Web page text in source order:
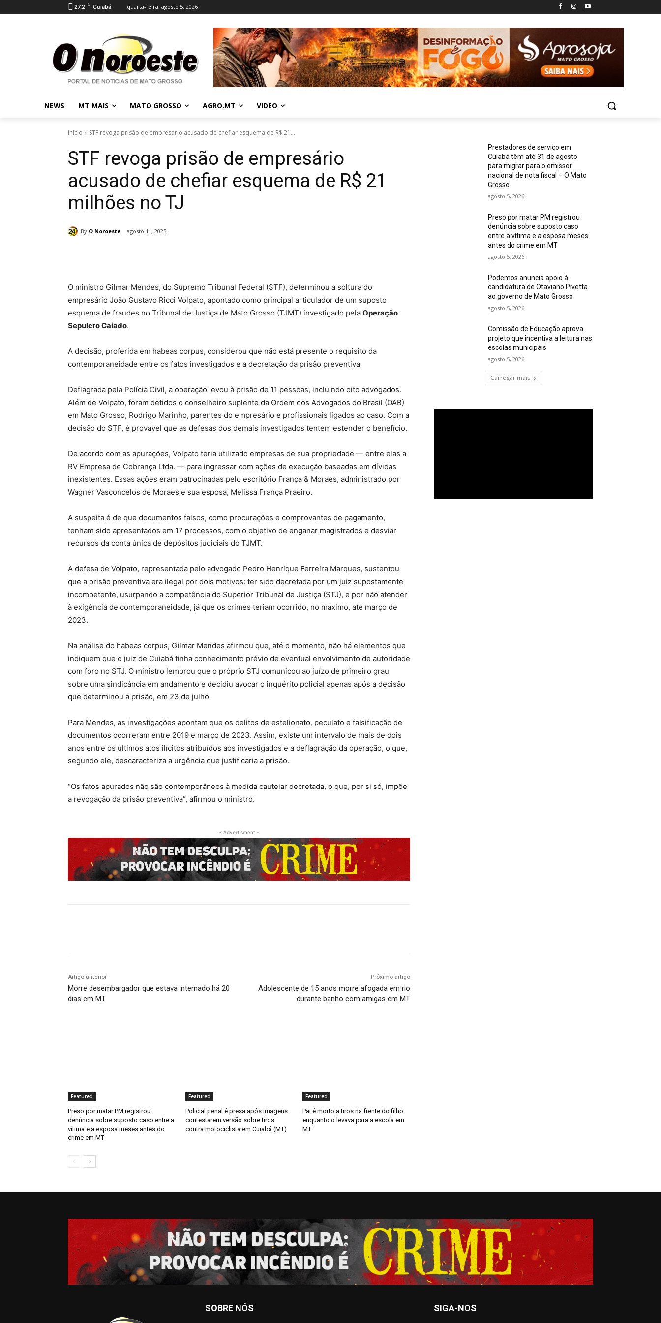
27.2 C Cuiabá quarta-feira, agosto 5, 2026
NEWS MT MAIS MATO GROSSO AGRO.MT VIDEO
Início STF revoga prisão de empresário acusado de chefiar esquema de R$ 21...
STF revoga prisão de empresário
acusado de chefiar esquema de R$ 21
milhões no TJ
By O Noroeste agosto 11, 2025
O ministro Gilmar Mendes, do Supremo Tribunal Federal (STF), determinou a soltura do
empresário João Gustavo Ricci Volpato, apontado como principal articulador de um suposto
esquema de fraudes no Tribunal de Justiça de Mato Grosso (TJMT) investigado pela Operação
Sepulcro Caiado.
A decisão, proferida em habeas corpus, considerou que não está presente o requisito da
contemporaneidade entre os fatos investigados e a decretação da prisão preventiva.
Deflagrada pela Polícia Civil, a operação levou à prisão de 11 pessoas, incluindo oito advogados.
Além de Volpato, foram detidos o conselheiro suplente da Ordem dos Advogados do Brasil (OAB)
em Mato Grosso, Rodrigo Marinho, parentes do empresário e profissionais ligados ao caso. Com a
decisão do STF, é provável que as defesas dos demais investigados tentem estender o benefício.
De acordo com as apurações, Volpato teria utilizado empresas de sua propriedade — entre elas a
RV Empresa de Cobrança Ltda. — para ingressar com ações de execução baseadas em dívidas
inexistentes. Essas ações eram patrocinadas pelo escritório França & Moraes, administrado por
Wagner Vasconcelos de Moraes e sua esposa, Melissa França Praeiro.
A suspeita é de que documentos falsos, como procurações e comprovantes de pagamento,
tenham sido apresentados em 17 processos, com o objetivo de enganar magistrados e desviar
recursos da conta única de depósitos judiciais do TJMT.
A defesa de Volpato, representada pelo advogado Pedro Henrique Ferreira Marques, sustentou
que a prisão preventiva era ilegal por dois motivos: ter sido decretada por um juiz supostamente
incompetente, usurpando a competência do Superior Tribunal de Justiça (STJ), e por não atender
à exigência de contemporaneidade, já que os crimes teriam ocorrido, no máximo, até março de
2023.
Na análise do habeas corpus, Gilmar Mendes afirmou que, até o momento, não há elementos que
indiquem que o juiz de Cuiabá tinha conhecimento prévio de eventual envolvimento de autoridade
com foro no STJ. O ministro lembrou que o próprio STJ comunicou ao juízo de primeiro grau
sobre uma sindicância em andamento e decidiu avocar o inquérito policial apenas após a decisão
que determinou a prisão, em 23 de julho.
Para Mendes, as investigações apontam que os delitos de estelionato, peculato e falsificação de
documentos ocorreram entre 2019 e março de 2023. Assim, existe um intervalo de mais de dois
anos entre os últimos atos ilícitos atribuídos aos investigados e a deflagração da operação, o que,
segundo ele, descaracteriza a urgência que justificaria a prisão.
“Os fatos apurados não são contemporâneos à medida cautelar decretada, o que, por si só, impõe
a revogação da prisão preventiva”, afirmou o ministro.
- Advertisment -
Artigo anterior
Morre desembargador que estava internado há 20
dias em MT
Próximo artigo
Adolescente de 15 anos morre afogada em rio
durante banho com amigas em MT
Featured
Preso por matar PM registrou
denúncia sobre suposto caso entre a
vítima e a esposa meses antes do
crime em MT
Featured
Policial penal é presa após imagens
contestarem versão sobre tiros
contra motociclista em Cuiabá (MT)
Featured
Pai é morto a tiros na frente do filho
enquanto o levava para a escola em
MT
Prestadores de serviço em
Cuiabá têm até 31 de agosto
para migrar para o emissor
nacional de nota fiscal – O Mato
Grosso
agosto 5, 2026
Preso por matar PM registrou
denúncia sobre suposto caso
entre a vítima e a esposa meses
antes do crime em MT
agosto 5, 2026
Podemos anuncia apoio à
candidatura de Otaviano Pivetta
ao governo de Mato Grosso
agosto 5, 2026
Comissão de Educação aprova
projeto que incentiva a leitura nas
escolas municipais
agosto 5, 2026
Carregar mais
SOBRE NÓS SIGA-NOS